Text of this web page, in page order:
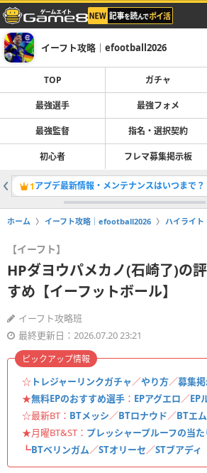
イーフト攻略｜efootball2026
TOP ガチャ
最強選手 最強フォメ
最強監督 指名・選択契約
初心者 フレマ募集掲示板
1アプデ最新情報・メンテナンスはいつまで？
ホーム イーフト攻略｜efootball2026 ハイライト
【イーフト】
HPダヨウパメカノ(石崎了)の
すめ【イーフットボール】
イーフト攻略班
最終更新日：2026.07.20 23:21
☆ トレジャーリンクガチャ／やり方／募集
★無料EPのおすすめ選手 ： EPアグエロ／EP
☆最新BT： BTメッシ／BTロナウド／BTエ
★月曜BT&ST： プレッシャープルーフの当
┗BTベリンガム／STオリーセ／STブアディ
ピックアップ情報